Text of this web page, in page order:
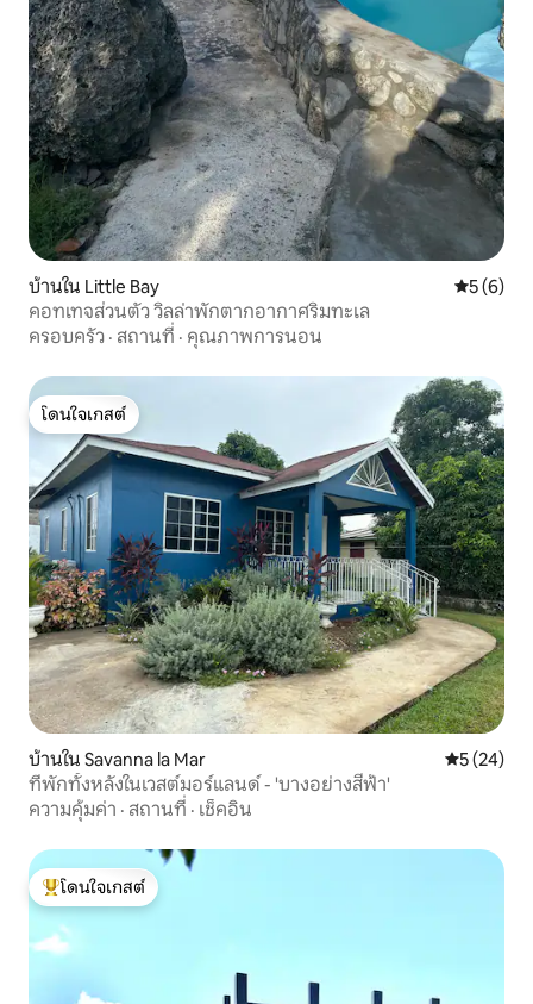
บ้านใน Little Bay คะแนนเฉ
5 (6)
คอทเทจส่วนตัว วิลล่าพักตากอากาศริมทะเล
ครอบครัว · สถานที่ · คุณภาพการนอน
โดนใจเกสต์
โดนใจเกสต์
บ้านใน Savanna la Mar คะแนนเฉลี่
5 (24)
ที่พักทั้งหลังในเวสต์มอร์แลนด์ - 'บางอย่างสีฟ้า'
ความคุ้มค่า · สถานที่ · เช็คอิน
โดนใจเกสต์ที่สุด
โดนใจเกสต์